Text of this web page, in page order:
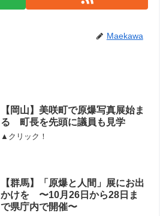
Maekawa
【岡山】美咲町で原爆写真展始ま
る 町長を先頭に議員も見学
▲クリック！
【群馬】「原爆と人間」展にお出
かけを 〜10月26日から28日ま
で県庁内で開催〜